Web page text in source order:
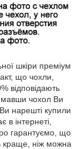
шкіри преміум
що чохли,
відповідають
чохол Ви
нарешті купили
інтернеті,
гарантуємо, що
краще, ніж можна